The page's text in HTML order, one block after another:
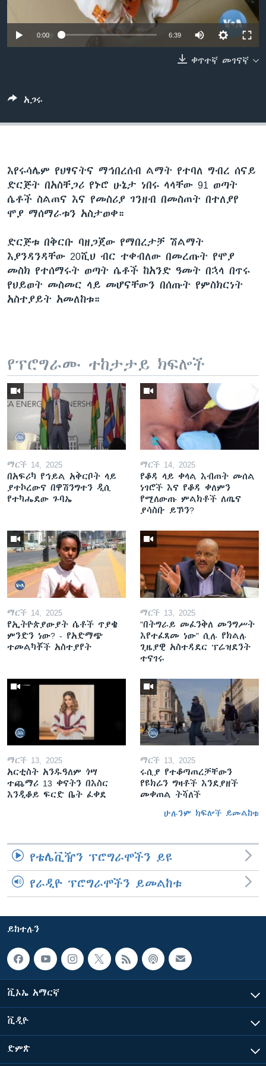
0:00 6:39
ቀጥተኛ መገናኛ
አጋሩ
እየሩሳሌም የህፃናትና ማኅበረሰብ ልማት የተባለ ግብረ ሰናይ
ድርጅት በአስቸጋሪ የኑሮ ሁኔታ ነበሩ ላላቸው 91 ወጣት
ሴቶች ስልጠና እና የመስሪያ ገንዘብ በመስጠት በተለያየ
ሞያ ማሰማራቱን አስታወቀ።
ድርጅቱ በቅርቡ ባዘጋጀው የማበረታቻ ሽልማት
እያንዳንዳቸው 20ሺህ ብር ተቀብለው በመረጡት የሞያ
መስክ የተሰማሩት ወጣት ሴቶች ከአንድ ዓመት በኋላ በጥሩ
የህይወት መስመር ላይ መሆናቸውን በሰጡት የምስክርነት
አስተያይት አመለከቱ።
የፕሮግራሙ ተከታታይ ክፍሎች
ማርች 14, 2025
በአፍሪካ የኅይል አቅርቦት ላይ
ያተኮረውና በዋሽንግተን ዲሲ
የተካሔደው ጉባኤ
ማርች 14, 2025
የቆዳ ላይ ቀላል እብጠት መሰል
ነገሮች እና የቆዳ ቀለምን
የሚለውጡ ምልክቶች ለጤና
ያሳስቡ ይኾን?
ማርች 14, 2025
የኢትዮጵያውያት ሴቶች ጥያቄ
ምንድን ነው? - የአድማጭ
ተመልካቾች አስተያየት
ማርች 13, 2025
"በትግራይ መፈንቅለ መንግሥት
እየተፈጸመ ነው" ሲሉ የክልሉ
ጊዜያዊ አስተዳደር ፕሬዝደንት
ተናገሩ
ማርች 13, 2025
አርቲስት አንዱዓለም ጎሣ
ተጨማሪ 13 ቀናትን በእስር
እንዲቆይ ፍርድ ቤት ፈቀደ
ማርች 13, 2025
ሩሲያ የተቆጣጠረቻቸውን
የዩክሬን ግዛቶች እንደያዘች
መቀጠል ትሻለች
ሁሉንም ክፍሎች ይመልከቱ
የቴሌቪዥን ፕሮግራሞችን ይዩ
የራዲዮ ፕሮግራሞችን ይመልከቱ
ይከተሉን
ቪኦኤ አማርኛ
ቪዲዮ
ድምጽ